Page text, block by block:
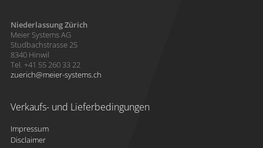
Niederlassung Zürich
Meier Systems AG
Studbachstrasse 25
8340 Hinwil
Tel. +41 55 260 33 22
zuerich
meier-systems.ch
Verkaufs- und Lieferbedingungen
Impressum
Disclaimer